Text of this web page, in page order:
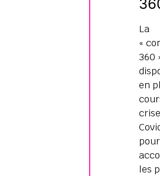
La
«
360
en
pour
les